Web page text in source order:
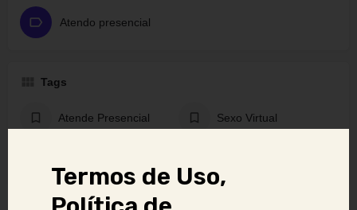
Atendo presencial
Tags
Atende Presencial Sexo Virtual
Termos de Uso,